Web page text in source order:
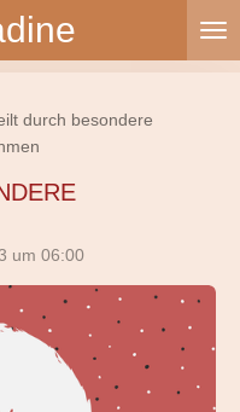
durch besondere
um 06:00